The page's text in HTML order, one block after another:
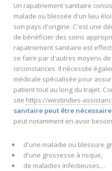
Un rapatriement sanitaire
malade ou blessée d'un lieu
son pays d'origine. C'est une
de bénéficier des soins
rapatriement sanitaire est
se faire par d'autres moyens
circonstances. Il nécessite
médicale spécialisée pour
patient tout au long du trajet.
site https://westindies-
sanitaire peut être nécessaire
peut notamment en avoir
d'une maladie ou blessure
d'une grossesse à risque,
de maladies infectieuses…